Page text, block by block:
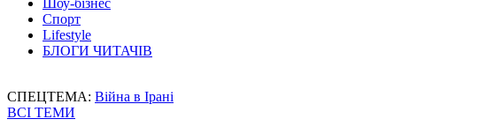
Шоу-бізнес
Спорт
Lifestyle
БЛОГИ ЧИТАЧІВ
СПЕЦТЕМА: Війна в Ірані
ВСІ ТЕМИ